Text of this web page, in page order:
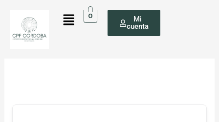
contenido
Menú0
Mi
cuenta